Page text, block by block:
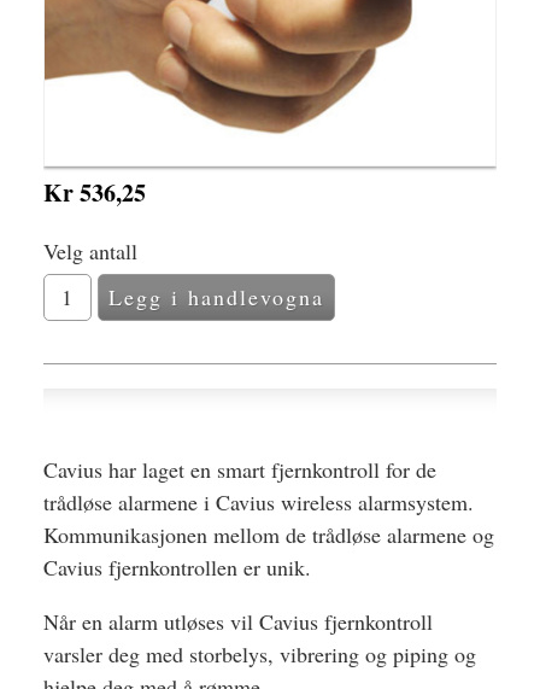
Kr 536,25
Velg antall
Cavius har laget en smart fjernkontroll for de
trådløse alarmene i Cavius wireless alarmsystem.
Kommunikasjonen mellom de trådløse alarmene og
Cavius fjernkontrollen er unik.
Når en alarm utløses vil Cavius fjernkontroll
varsler deg med storbelys, vibrering og piping og